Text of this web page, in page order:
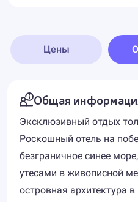
Цены
Общая
Эксклюзивный отдых
Роскошный отель на
безграничное синее
утесами в живописной
островная архитектура